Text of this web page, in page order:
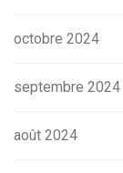
octobre 2024
septembre 2024
août 2024